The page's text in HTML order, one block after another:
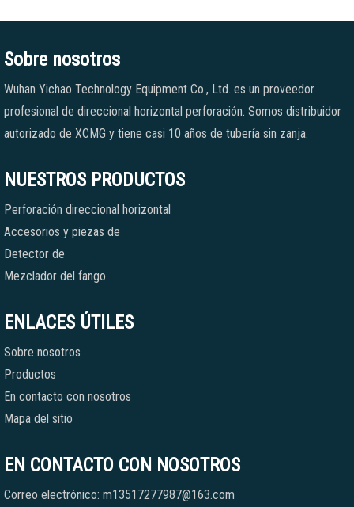
Sobre nosotros
Wuhan Yichao Technology Equipment Co., Ltd. es un proveedor
profesional de direccional horizontal perforación. Somos distribuidor
autorizado de XCMG y tiene casi 10 años de tubería sin zanja.
NUESTROS PRODUCTOS
Perforación direccional horizontal
Accesorios y piezas de
Detector de
Mezclador del fango
ENLACES ÚTILES
Sobre nosotros
Productos
En contacto con nosotros
Mapa del sitio
EN CONTACTO CON NOSOTROS
Correo electrónico: m13517277987@163.com